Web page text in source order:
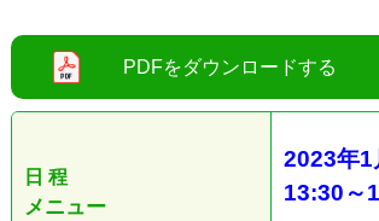
日 程
メニュー
2023年1
13:30 ～